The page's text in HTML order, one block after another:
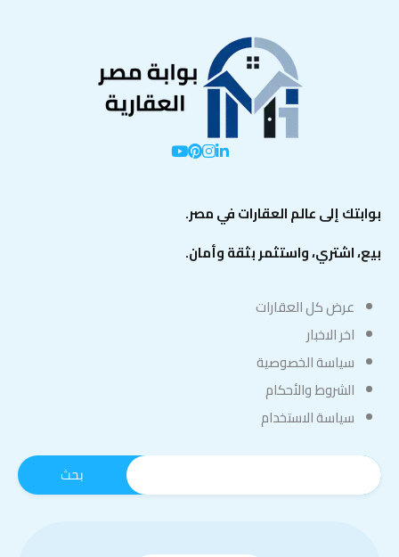
بوابتك إلى عالم العقارات في مصر.
بيع، اشتري، واستثمر بثقة وأمان.
عرض كل العقارات
اخر الاخبار
سياسة الخصوصية
الشروط والأحكام
سياسة الاستخدام